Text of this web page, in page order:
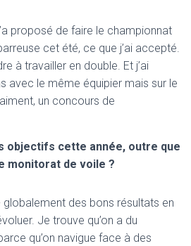
proposé de faire le championnat
cet été, ce que j’ai accepté.
à travailler en double. Et j’ai
avec le même équipier mais sur le
un concours de
objectifs cette année, outre que
monitorat de voile ?
globalement des bons résultats en
Je trouve qu’on a du
qu’on navigue face à des